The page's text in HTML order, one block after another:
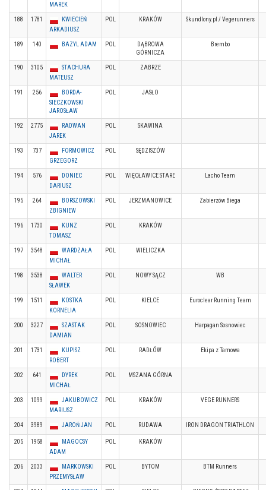
MAREK
188 1781
KWIECIEŃ
ARKADIUSZ
POL KRAKÓW Skundlony.pl / Vegerunners
189 140 BAZYL ADAM POL
DĄBROWA
GÓRNICZA
Brembo
190 3105
STACHURA
MATEUSZ
POL ZABRZE
191 256
BORDA-
SIECZKOWSKI
JAROSŁAW
POL JASŁO
192 2775
RADWAN
JAREK
POL SKAWINA
193 737
FORMOWICZ
GRZEGORZ
POL SĘDZISZÓW
194 576
DONIEC
DARIUSZ
POL WIĘCŁAWICE STARE Lacho Team
195 264
BORSZOWSKI
ZBIGNIEW
POL JERZMANOWICE Zabierzów Biega
196 1730
KUNZ
TOMASZ
POL KRAKÓW
197 3548
WARDZAŁA
MICHAŁ
POL WIELICZKA
198 3538
WALTER
SŁAWEK
POL NOWY SĄCZ WB
199 1511
KOSTKA
KORNELIA
POL KIELCE Euroclear Running Team
200 3227
SZASTAK
DAMIAN
POL SOSNOWIEC Harpagan Sosnowiec
201 1731
KUPISZ
ROBERT
POL RADŁÓW Ekipa z Tarnowa
202 641
DYREK
MICHAŁ
POL MSZANA GÓRNA
203 1099
JAKUBOWICZ
MARIUSZ
POL KRAKÓW VEGE RUNNERS
204 3989 JAROŃ JAN POL RUDAWA IRON DRAGON TRIATHLON
205 1958
MAGOCSY
ADAM
POL KRAKÓW
206 2033
MARKOWSKI
PRZEMYSŁAW
POL BYTOM BTM Runners